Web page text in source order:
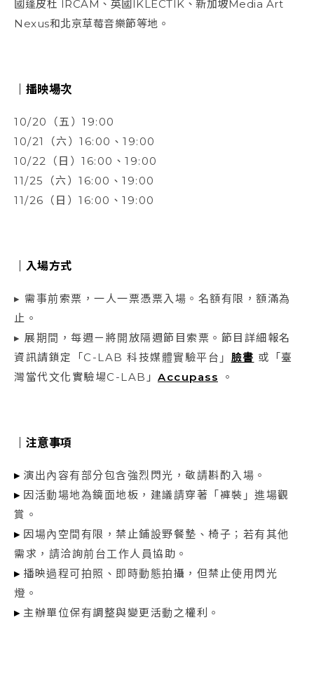
國蓬皮杜 IRCAM、英國IKLECTIK、新加坡Media Art
Nexus和北京草莓音樂節等地。
播映場次
10/20（五）19:00
10/21（六）16:00、19:00
10/22（日）16:00、19:00
11/25（六）16:00、19:00
11/26（日）16:00、19:00
入場方式
▸ 需事前索票，一人一票憑票入場。名額有限，額滿為
止。
▸ 展期間，每週ㄧ將開放隔週節目索票。節目詳細報名
資訊請鎖定「C-LAB 科技媒體實驗平台」 臉書 或「臺
灣當代文化實驗場C-LAB」 Accupass 。
注意事項
▸ 演出內容有部分包含強烈閃光，敬請斟酌入場。
▸ 因活動場地為鏡面地板，建議請穿著「褲裝」進場觀
賞。
▸ 因場內空間有限，禁止鋪設野餐墊、椅子；若有其他
需求，請洽詢前台工作人員協助。
▸ 播映過程可拍照、即時動態拍攝，但禁止使用閃光
燈。
▸ 主辦單位保有調整與變更活動之權利。